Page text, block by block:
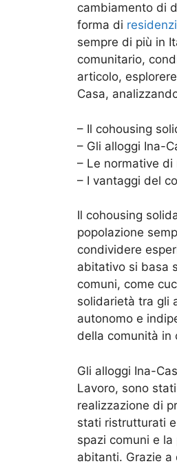
cambiamento di
forma di
sempre di più in
comunitario,
articolo,
Casa,
– Il cohousing
– Gli alloggi Ina-
– Le normative
– I vantaggi del
Il cohousing
popolazione
condividere
abitativo si basa
comuni, come
solidarietà tra gli
autonomo e
della comunità in
Gli alloggi Ina-
Lavoro, sono
realizzazione di
stati ristrutturati
spazi comuni e
abitanti. Grazie a